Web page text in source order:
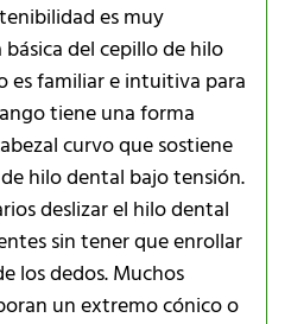
es muy
del cepillo de hilo
es familiar e intuitiva para
tiene una forma
curvo que sostiene
hilo dental bajo tensión.
deslizar el hilo dental
sin tener que enrollar
los dedos. Muchos
un extremo cónico o